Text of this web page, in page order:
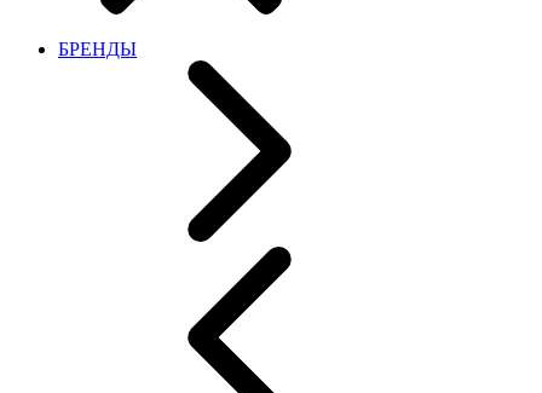
БРЕНДЫ